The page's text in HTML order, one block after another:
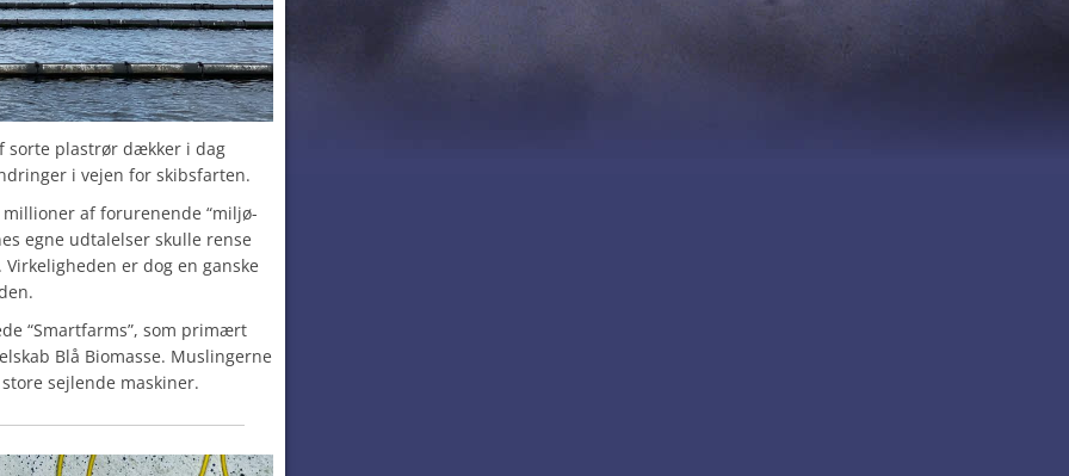
sorte plastrør dækker i dag
i vejen for skibsfarten.
af forurenende “miljø-
egne udtalelser skulle rense
er dog en ganske
“Smartfarms”, som primært
Blå Biomasse. Muslingerne
sejlende maskiner.